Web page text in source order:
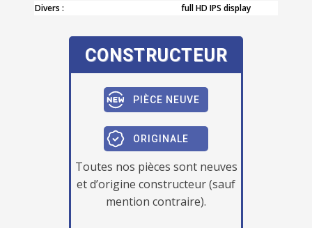
Divers :
full HD IPS display
CONSTRUCTEUR
PIÈCE NEUVE
ORIGINALE
Toutes nos pièces sont neuves
et d’origine constructeur (sauf
mention contraire).